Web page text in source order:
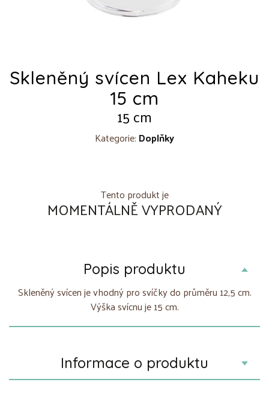
Skleněný svícen Lex Kaheku
15 cm
15 cm
Kategorie: Doplňky
Tento produkt je
MOMENTÁLNĚ VYPRODANÝ
Popis produktu
Skleněný svícen je vhodný pro svíčky do průměru 12,5 cm.
Výška svícnu je 15 cm.
Informace o produktu